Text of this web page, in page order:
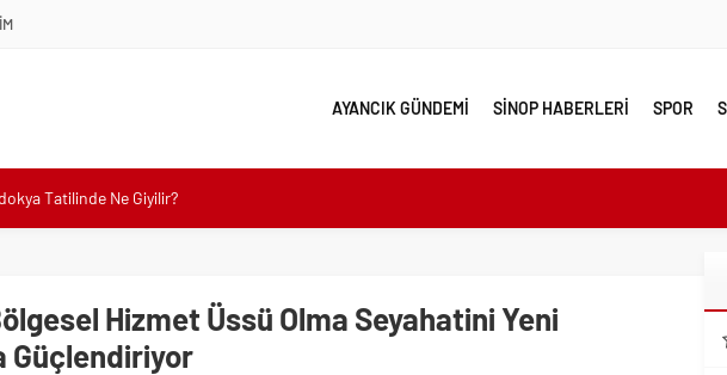
AYANCIK GÜNDEMİ SİNOP HABERLERİ SPOR
Tatilinde Ne Giyilir?
İzmit’in geleceğine yakın takip
Şampiyonasının Kalbi Osmangazi’de Attı
Belediyesi Üretiyor, Didim Güzelleşiyor
Hizmet Üssü Olma Seyahatini Yeni
Güçlendiriyor